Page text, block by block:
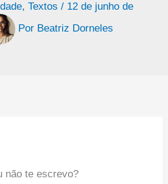
, Textos / 12 de junho de
Por Beatriz Dorneles
não te escrevo?